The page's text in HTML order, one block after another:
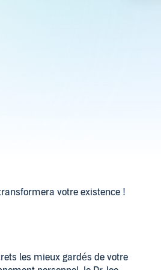
votre existence !
les mieux gardés de votre